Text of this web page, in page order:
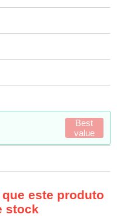
Best
value
este produto
stock